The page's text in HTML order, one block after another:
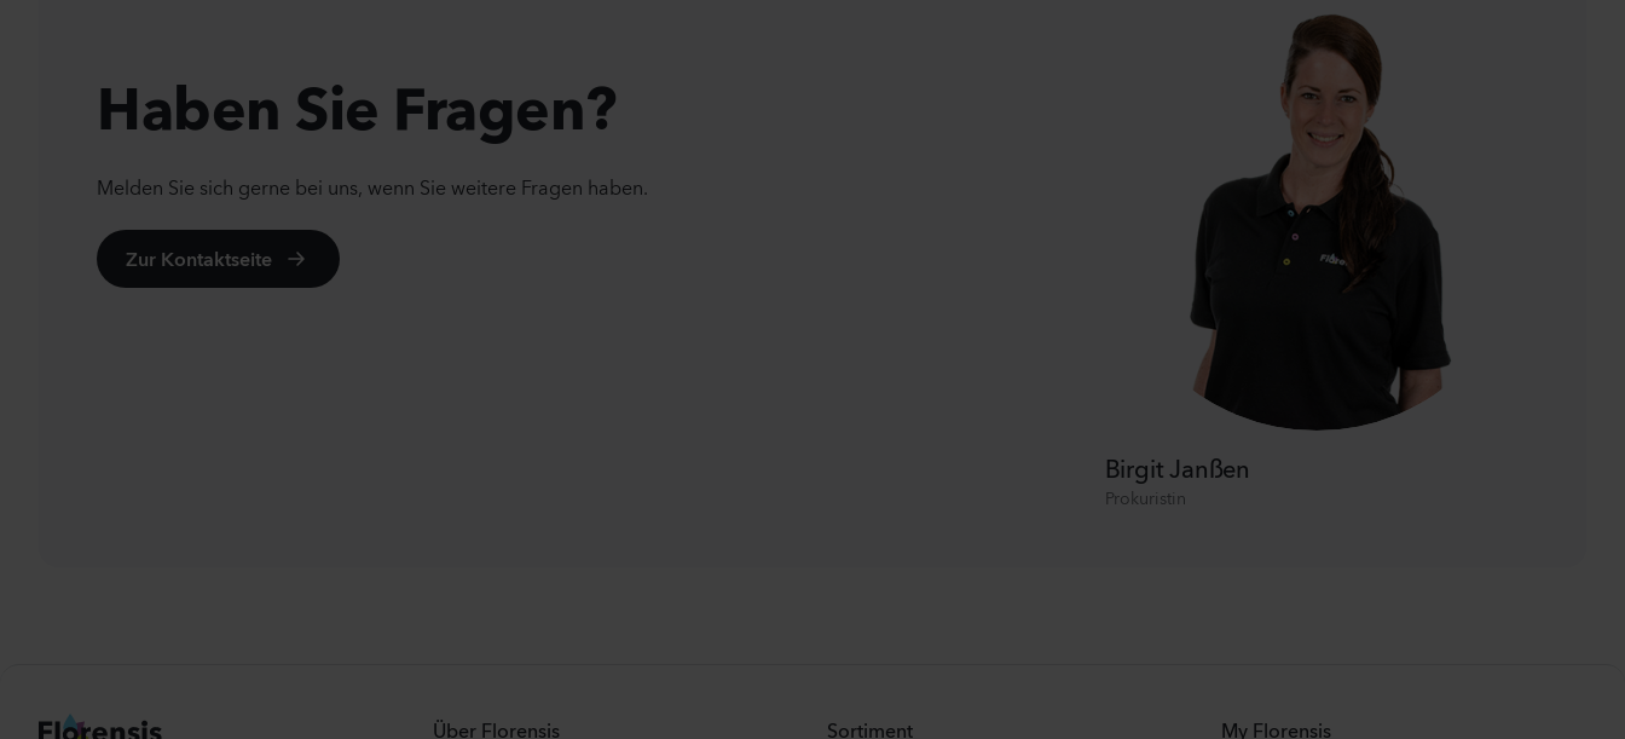
Haben Sie Fragen?
Melden Sie sich gerne bei uns, wenn Sie weitere Fragen haben.
Zur Kontaktseite
Birgit Janßen
Prokuristin
Über Florensis Sortiment My Florensis